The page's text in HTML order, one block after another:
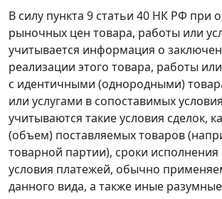
В силу пункта 9 статьи 40 НК РФ при
рыночных цен товара, работы или
учитывается информация о
реализации этого товара, работы или
с идентичными (однородными)
или услугами в сопоставимых
учитываются такие условия сделок,
(объем) поставляемых товаров
товарной партии), сроки исполнения
условия платежей, обычно
данного вида, а также иные